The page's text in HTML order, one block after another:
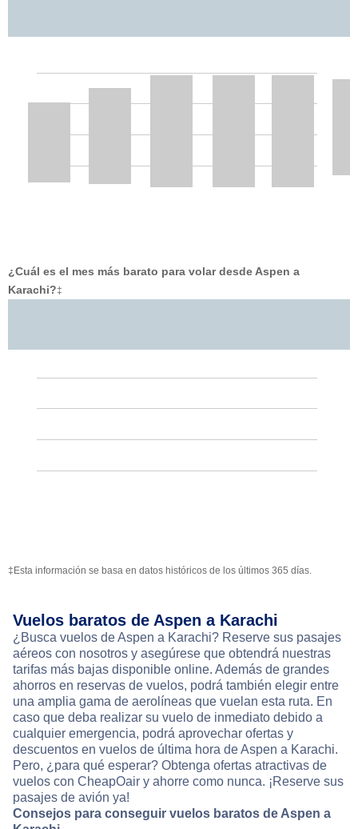
¿Cuál es el mes más barato para volar desde Aspen a
Karachi?‡
‡Esta información se basa en datos históricos de los últimos 365 días.
Vuelos baratos de Aspen a Karachi
¿Busca vuelos de Aspen a Karachi? Reserve sus pasajes
aéreos con nosotros y asegúrese que obtendrá nuestras
tarifas más bajas disponible online. Además de grandes
ahorros en reservas de vuelos, podrá también elegir entre
una amplia gama de aerolíneas que vuelan esta ruta. En
caso que deba realizar su vuelo de inmediato debido a
cualquier emergencia, podrá aprovechar ofertas y
descuentos en vuelos de última hora de Aspen a Karachi.
Pero, ¿para qué esperar? Obtenga ofertas atractivas de
vuelos con CheapOair y ahorre como nunca. ¡Reserve sus
pasajes de avión ya!
Consejos para conseguir vuelos baratos de Aspen a